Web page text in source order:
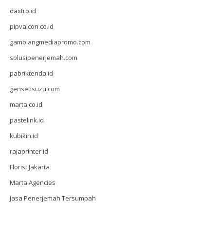
daxtro.id
pipvalcon.co.id
gamblangmediapromo.com
solusipenerjemah.com
pabriktenda.id
gensetisuzu.com
marta.co.id
pastelink.id
kubikin.id
rajaprinter.id
Florist Jakarta
Marta Agencies
Jasa Penerjemah Tersumpah